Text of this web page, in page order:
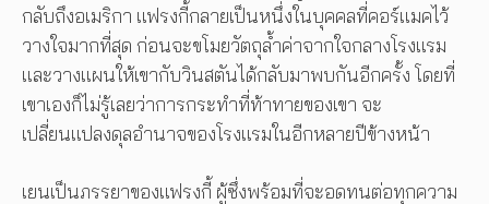
กลับถึงอเมริกา แฟรงกี้กลายเป็นหนึ่งในบุคคลที่คอร์แมคไว้
วางใจมากที่สุด ก่อนจะขโมยวัตถุล้ำค่าจากใจกลางโรงแรม
และวางแผนให้เขากับวินสตันได้กลับมาพบกันอีกครั้ง โดยที่
เขาเองก็ไม่รู้เลยว่าการกระทำที่ท้าทายของเขา จะ
เปลี่ยนแปลงดุลอำนาจของโรงแรมในอีกหลายปีข้างหน้า
เยนเป็นภรรยาของแฟรงกี้ ผู้ซึ่งพร้อมที่จะอดทนต่อทุกความ